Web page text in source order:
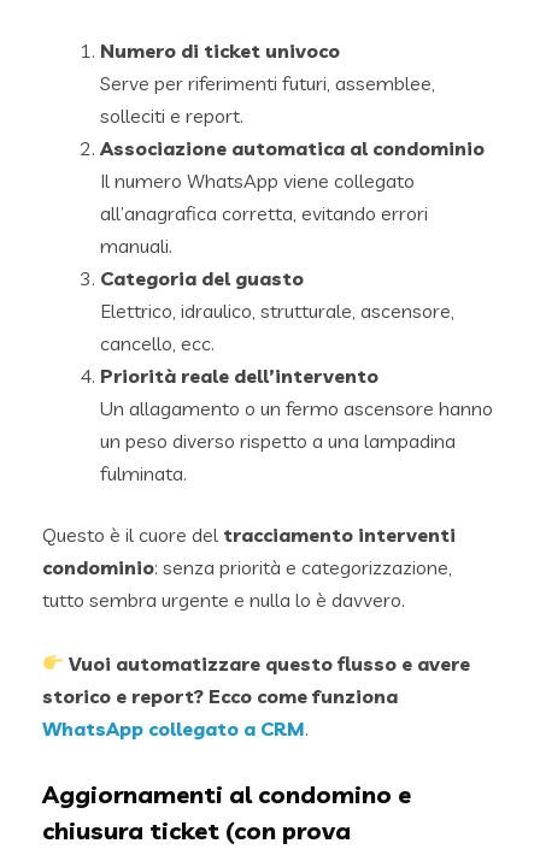
Numero di ticket univoco
Serve per riferimenti futuri, assemblee,
solleciti e report.
Associazione automatica al condominio
Il numero WhatsApp viene collegato
all’anagrafica corretta, evitando errori
manuali.
Categoria del guasto
Elettrico, idraulico, strutturale, ascensore,
cancello, ecc.
Priorità reale dell’intervento
Un allagamento o un fermo ascensore hanno
un peso diverso rispetto a una lampadina
fulminata.
Questo è il cuore del tracciamento interventi
condominio: senza priorità e categorizzazione,
tutto sembra urgente e nulla lo è davvero.
Vuoi automatizzare questo flusso e avere
storico e report? Ecco come funziona
WhatsApp collegato a CRM.
Aggiornamenti al condomino e
chiusura ticket (con prova